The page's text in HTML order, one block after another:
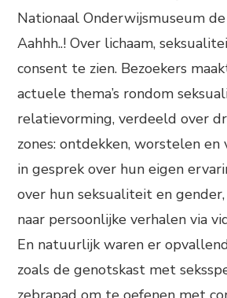
Nationaal Onderwijsmuseum
Aahhh..! Over lichaam,
consent te zien. Bezoekers
actuele thema’s rondom
relatievorming, verdeeld over
zones: ontdekken, worstelen en
in gesprek over hun eigen
over hun seksualiteit en
naar persoonlijke verhalen via
En natuurlijk waren er
zoals de genotskast met